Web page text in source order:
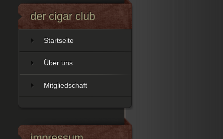
der cigar club
Startseite
Über uns
Mitgliedschaft